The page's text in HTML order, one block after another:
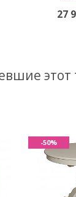
27
этот
-50%